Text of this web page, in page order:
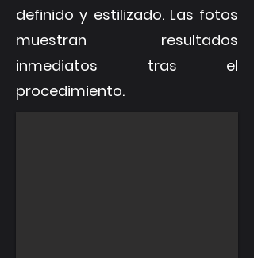
definido y estilizado. Las fotos
muestran resultados
inmediatos tras el
procedimiento.